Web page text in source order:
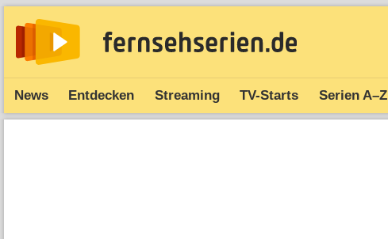
News Entdecken Streaming TV-Starts Serien A–Z